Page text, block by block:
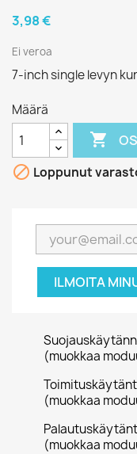
3,98 €
Ei veroa
7-inch single levyn
Määrä

 Loppunut
ILMOITA
(muokkaa
(muokkaa
(muokkaa